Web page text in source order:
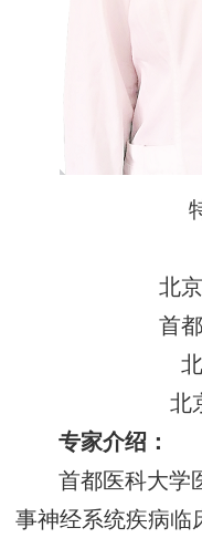
北
首
北
专家介绍：
首都医科大学
事神经系统疾病临